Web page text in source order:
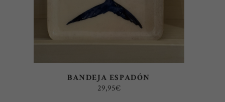
BANDEJA ESPADÓN
29,95€